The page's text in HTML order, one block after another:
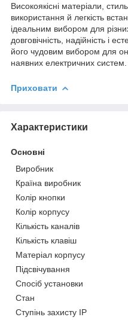
Високоякісні матеріали,
використання й легкість
ідеальним вибором для
довговічність, надійність і
його чудовим вибором для
наявних електричних систем.
Приховати
Характеристики
Основні
Виробник
Країна виробник
Колір кнопки
Колір корпусу
Кількість каналів
Кількість клавіш
Матеріал корпусу
Підсвічування
Спосіб установки
Стан
Ступінь захисту IP